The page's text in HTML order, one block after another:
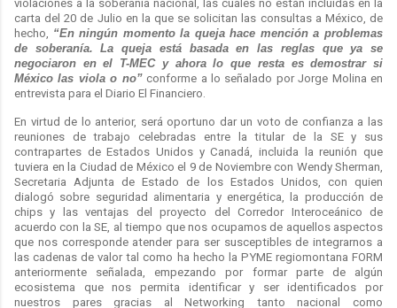
violaciones a la soberanía nacional, las cuales no están incluidas en la
carta del 20 de Julio en la que se solicitan las consultas a México, de
hecho, “En ningún momento la queja hace mención a problemas
de soberanía. La queja está basada en las reglas que ya se
negociaron en el T-MEC y ahora lo que resta es demostrar si
México las viola o no”conforme a lo señalado por Jorge Molina en
entrevista para el Diario El Financiero.
En virtud de lo anterior, será oportuno dar un voto de confianza a las
reuniones de trabajo celebradas entre la titular de la SE y sus
contrapartes de Estados Unidos y Canadá, incluida la reunión que
tuviera en la Ciudad de México el 9 de Noviembre con Wendy Sherman,
Secretaria Adjunta de Estado de los Estados Unidos, con quien
dialogó sobre seguridad alimentaria y energética, la producción de
chips y las ventajas del proyecto del Corredor Interoceánico de
acuerdo con la SE, al tiempo que nos ocupamos de aquellos aspectos
que nos corresponde atender para ser susceptibles de integrarnos a
las cadenas de valor tal como ha hecho la PYME regiomontana FORM
anteriormente señalada, empezando por formar parte de algún
ecosistema que nos permita identificar y ser identificados por
nuestros pares gracias al Networking tanto nacional como